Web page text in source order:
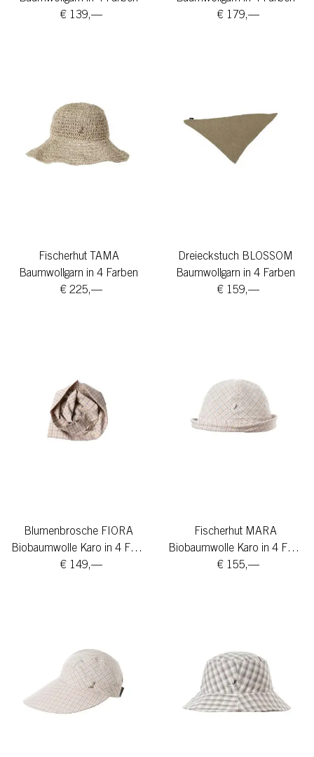
€ 139,—
€ 179,—
Fischerhut TAMA
Baumwollgarn in 4 Farben
€ 225,—
Dreieckstuch BLOSSOM
Baumwollgarn in 4 Farben
€ 159,—
Blumenbrosche FIORA
Biobaumwolle Karo in 4 Farben
€ 149,—
Fischerhut MARA
Biobaumwolle Karo in 4 Farben
€ 155,—